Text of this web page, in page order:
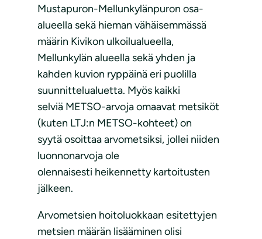
Mustapuron-Mellunkylänpuron osa-
alueella sekä hieman vähäisemmässä
määrin Kivikon ulkoilualueella,
Mellunkylän alueella sekä yhden ja
kahden kuvion ryppäinä eri puolilla
suunnittelualuetta. Myös kaikki
selviä METSO-arvoja omaavat metsiköt
(kuten LTJ:n METSO-kohteet) on
syytä osoittaa arvometsiksi, jollei niiden
luonnonarvoja ole
olennaisesti heikennetty kartoitusten
jälkeen.
Arvometsien hoitoluokkaan esitettyjen
metsien määrän lisääminen olisi